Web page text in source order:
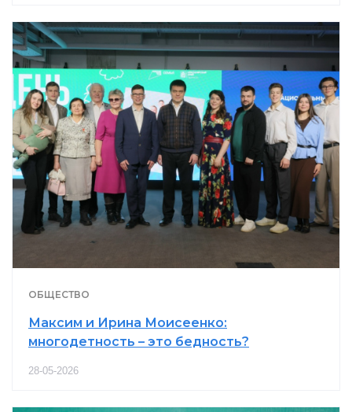
ОБЩЕСТВО
Максим и Ирина Моисеенко:
многодетность – это бедность?
28-05-2026